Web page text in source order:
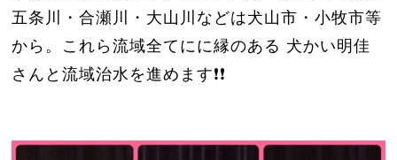
五条川・合瀬川・大山川などは犬山市・小牧市等
から。これら流域全てにに縁のある 犬かい明佳
さんと流域治水を進めます❗️❗️